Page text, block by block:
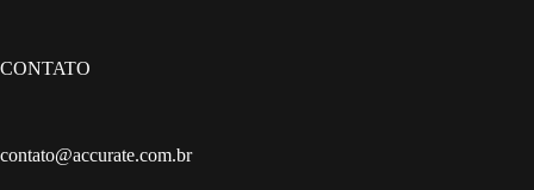
CONTATO
contato@accurate.com.br